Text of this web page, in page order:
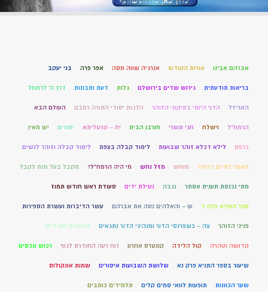
אברהם אבינו אורות הקודש אנרגיה שווה מסה אפר פרה בני יעקב
בריאות תודעתית גירוש שדים בירושלם גלות דעת ותבונות דרך ה' לרמחל
האריזל הדף היומי בתיקוני הזוהר הלכות יסודי התורה רמבם העולם הבא
הרמח"ל וישלח חגי תשרי חורבן הבית יח – קרטליתא יסורים יש מאין
כרפס לילא דכלא זוהר שבועות לימוד קבלה בצפת לימוד קבלה וזוהר לנשים
מאמר לסיום הזוהר מוחש מזל נחש מי היה הרמח"ל? מקבל בעל מנת לקבל
מתי נכנסת תענית אסתר נגבה נטילת ידים סעודת ראש חודש תמוז
ספר התניא פרק ד עו – והאלהים נסה את אברהם עשר הדיברות ועשרת הספירות
פניני הזוהר צה – כשפרנסי הדור ומנהיגי הדור נתגאים ציטוטים חסידיים
קדושה וטהרה קול הלידה קונטרס אחרון רוח רעה החודרת לגוף רכוש ונכסים
שיעור בספר התניא פרק נא שלושת השבועות איסורים שמות אונקולוס
שער הכוונות תופעות לוואי סמים קלים תלמידים כותבים